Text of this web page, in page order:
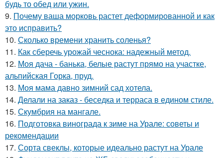
будь то обед или ужин.
9. Почему ваша морковь растет деформированной и как
это исправить?
10. Сколько времени хранить соленья?
11. Как сберечь урожай чеснока: надежный метод.
12. Моя дача - банька, белые растут прямо на участке,
альпийская Горка, пруд.
13. Моя мама давно зимний сад хотела.
14. Делали на заказ - беседка и терраса в едином стиле.
15. Скумбрия на мангале.
16. Подготовка винограда к зиме на Урале: советы и
рекомендации
17. Сорта свеклы, которые идеально растут на Урале